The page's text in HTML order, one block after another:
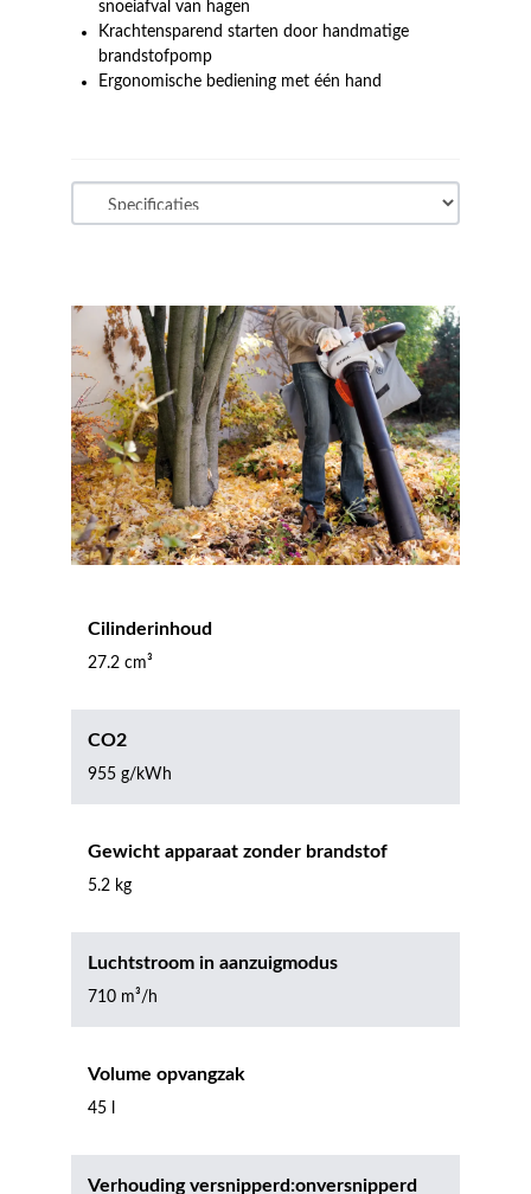
snoeiafval van hagen
Krachtensparend starten door handmatige
brandstofpomp
Ergonomische bediening met één hand
Cilinderinhoud
27.2 cm³
CO2
955 g/kWh
Gewicht apparaat zonder brandstof
5.2 kg
Luchtstroom in aanzuigmodus
710 m³/h
Volume opvangzak
45 l
Verhouding versnipperd:onversnipperd